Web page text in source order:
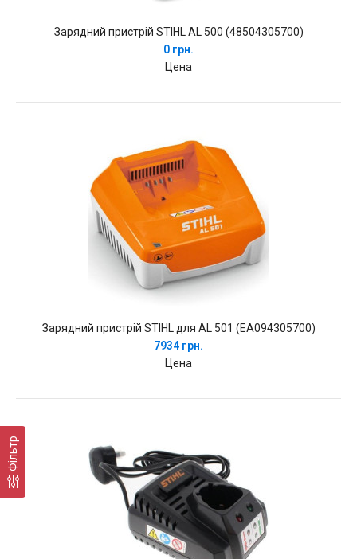
Фільтр
Зарядний пристрій STIHL AL 500 (48504305700)
0 грн.
Цена
Зарядний пристрій STIHL для AL 501 (EA094305700)
7934 грн.
Цена